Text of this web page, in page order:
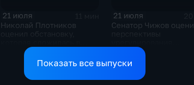
21 июля
Николай Плотников
отношениях между США
21 июля
Сенатор Чижов
конфликтов на
Востоке и диалог с
Европой
Показать все выпуски